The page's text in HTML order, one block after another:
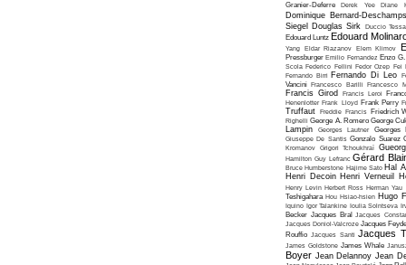
Granier-Deferre
Derek Yee Diane
Dominique Bernard-
Siegel
Douglas Sirk Duccio
Edouard Luntz Edouard
Yang Eldar Riazanov Elem Klimov
Pressburger Emilio Fernandez Enzo
Scola Federico Fellini Fedor Ozep Fei
Fernando Birri Fernando Di Leo
Vancini Francesco Barilli Francesco
Francis Girod Francis Leroi
Henenlotter Frank Lloyd Frank Perry
Truffaut Freddie Francis Friedrich
Righelli George A. Romero George
Lampin Georges Lautner
Georges
Giuseppe De Santis Gonzalo Suarez
Kromanov Grigori Tchoukhraï
Hamilton Guy Lefranc Gérard
Bruce Humberstone Hajime Sato Hal
Henri Decoin Henri Verneuil
Henry Levin Herbert Ross Herman Yau
Teshigahara Hou Hsiao-hsien Hugo
Iquino Igor Talankine Ioulia Solntseva
Becker Jacques Bral Jacques
Jacques Doniol-Valcroze Jacques
Rouffio Jacques Santi Jacques
James Goldstone James Whale
Boyer Jean Delannoy Jean